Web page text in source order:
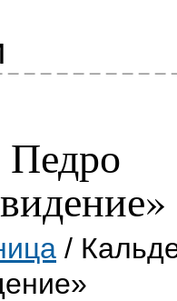
Педро
/